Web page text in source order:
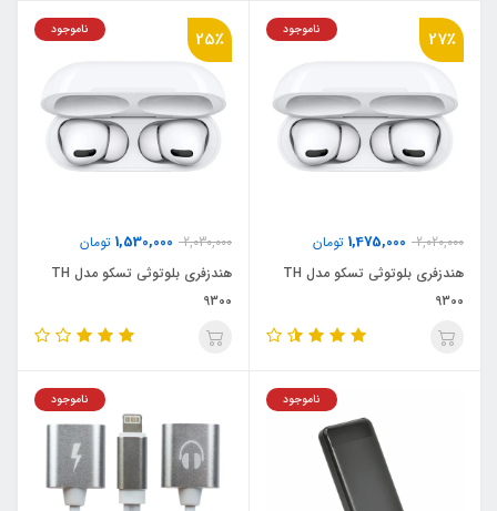
27٪
2,020,000
1,475,000 تومان
ناموجود
هندزفری بلوتوثی تسکو مدل TH
9300
25٪
2,030,000
1,530,000 تومان
ناموجود
هندزفری بلوتوثی تسکو مدل TH
9300
ناموجود ناموجود